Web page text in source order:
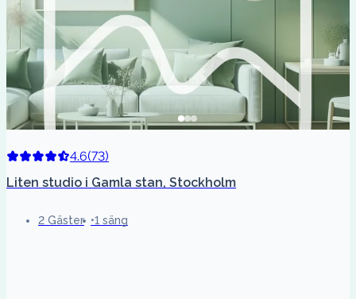
4.6(73)
Liten studio i Gamla stan, Stockholm
2 Gäster 1 säng